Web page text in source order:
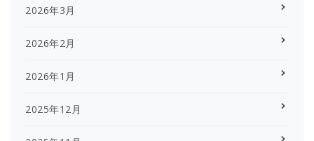
2026年3月
2026年2月
2026年1月
2025年12月